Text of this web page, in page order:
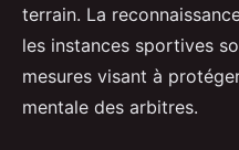
terrain. La
les instances sportives
mesures visant à
mentale des arbitres.